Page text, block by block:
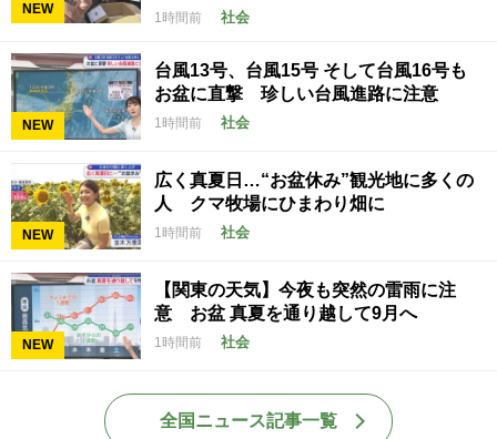
NEW
1時間前 社会
NEW
台風13号、台風15号 そして台風16号も
お盆に直撃 珍しい台風進路に注意
1時間前 社会
NEW
広く真夏日…“お盆休み”観光地に多くの
人 クマ牧場にひまわり畑に
1時間前 社会
NEW
【関東の天気】今夜も突然の雷雨に注
意 お盆 真夏を通り越して9月へ
1時間前 社会
全国ニュース記事一覧